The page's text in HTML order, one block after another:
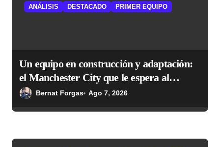
ANÁLISIS DESTACADO PRIMER EQUIPO
Un equipo en construcción y adaptación:
el Manchester City que le espera al
AtléticoBernat Forgas Ago 7, 2026